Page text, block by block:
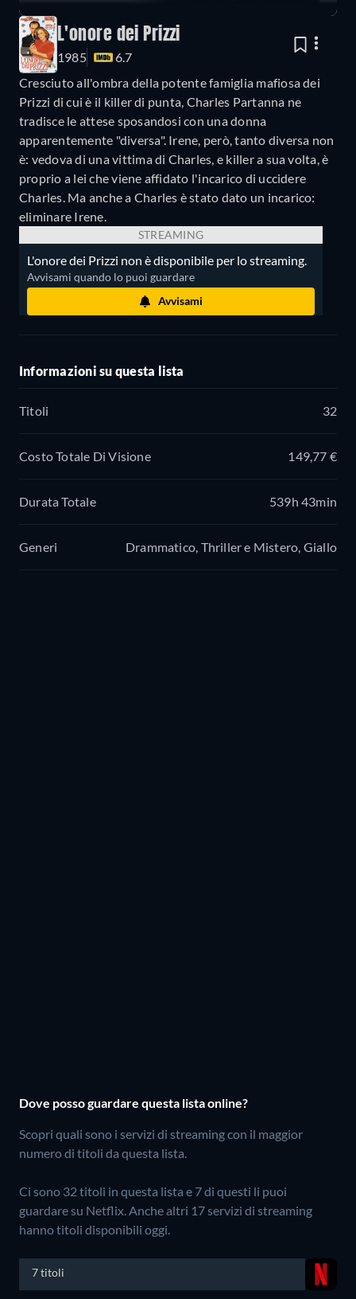
L'onore dei Prizzi
1985
6.7
Cresciuto all'ombra della potente famiglia mafiosa dei
Prizzi di cui è il killer di punta, Charles Partanna ne
tradisce le attese sposandosi con una donna
apparentemente "diversa". Irene, però, tanto diversa non
è: vedova di una vittima di Charles, e killer a sua volta, è
proprio a lei che viene affidato l'incarico di uccidere
Charles. Ma anche a Charles è stato dato un incarico:
eliminare Irene.
STREAMING
L'onore dei Prizzi non è disponibile per lo streaming.
Avvisami quando lo puoi guardare
Avvisami
Informazioni su questa lista
Titoli 32
Costo Totale Di Visione 149,77 €
Durata Totale 539h 43min
Generi Drammatico, Thriller e Mistero, Giallo
Dove posso guardare questa lista online?
Scopri quali sono i servizi di streaming con il maggior
numero di titoli da questa lista.
Ci sono 32 titoli in questa lista e 7 di questi li puoi
guardare su Netflix. Anche altri 17 servizi di streaming
hanno titoli disponibili oggi.
7 titoli